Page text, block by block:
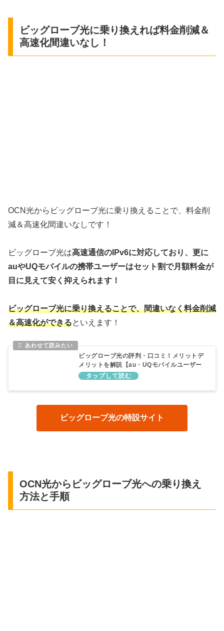
ビッグローブ光に乗り換えれば料金削減＆
高速化間違いなし！
OCN光からビッグローブ光に乗り換えることで、料金削
減＆高速化間違いなしです！
ビッグローブ光は高速通信のIPv6に対応しており、更に
auやUQモバイルの携帯ユーザーはセット割で月額料金が
目に見えて安く抑えられます！
ビッグローブ光に乗り換えることで、間違いなく料金削減
＆高速化ができるといえます！
ビッグローブ光の評判・口コミ！メリットデ
メリットを解説【au・UQモバイルユーザー
におすすめ】
ビッグローブ光の特設サイト
OCN光からビッグローブ光への乗り換え
方法と手順